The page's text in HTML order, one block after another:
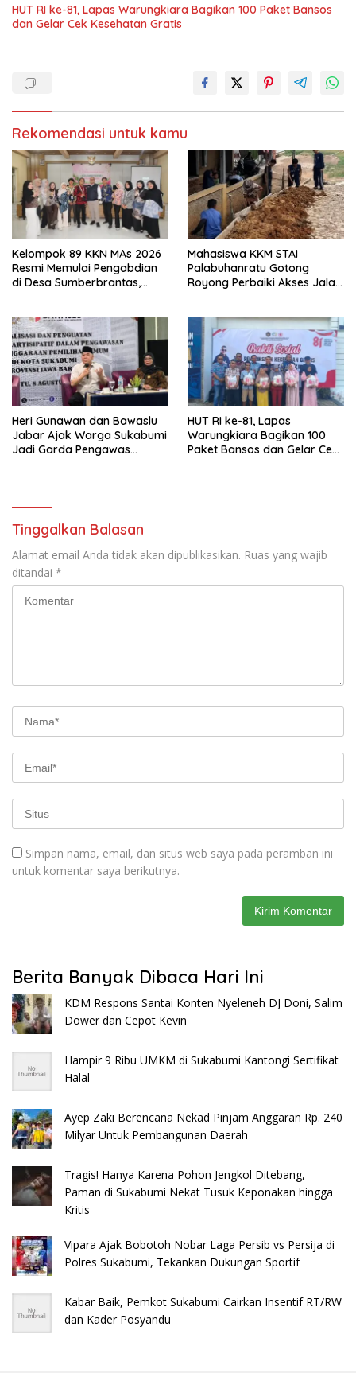
HUT RI ke-81, Lapas Warungkiara Bagikan 100 Paket Bansos
dan Gelar Cek Kesehatan Gratis
Rekomendasi untuk kamu
Kelompok 89 KKN MAs 2026
Resmi Memulai Pengabdian
di Desa Sumberbrantas,
Mahasiswa KKM STAI
Palabuhanratu Gotong
Royong Perbaiki Akses Jalan
Heri Gunawan dan Bawaslu
Jabar Ajak Warga Sukabumi
Jadi Garda Pengawas
HUT RI ke-81, Lapas
Warungkiara Bagikan 100
Paket Bansos dan Gelar Cek
Tinggalkan Balasan
Alamat email Anda tidak akan dipublikasikan. Ruas yang wajib
ditandai *
Simpan nama, email, dan situs web saya pada peramban ini
untuk komentar saya berikutnya.
Berita Banyak Dibaca Hari Ini
KDM Respons Santai Konten Nyeleneh DJ Doni, Salim
Dower dan Cepot Kevin
Hampir 9 Ribu UMKM di Sukabumi Kantongi Sertifikat
Halal
Ayep Zaki Berencana Nekad Pinjam Anggaran Rp. 240
Milyar Untuk Pembangunan Daerah
Tragis! Hanya Karena Pohon Jengkol Ditebang,
Paman di Sukabumi Nekat Tusuk Keponakan hingga
Kritis
Vipara Ajak Bobotoh Nobar Laga Persib vs Persija di
Polres Sukabumi, Tekankan Dukungan Sportif
Kabar Baik, Pemkot Sukabumi Cairkan Insentif RT/RW
dan Kader Posyandu